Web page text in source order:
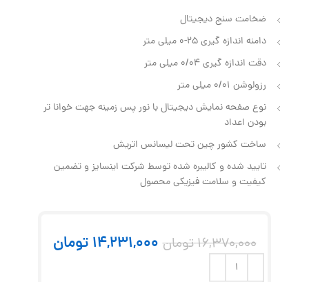
ضخامت سنج دیجیتال
دامنه اندازه گیری 25-0 میلی متر
دقت اندازه گیری 0/04 میلی متر
رزولوشن 0/01 میلی متر
نوع صفحه نمایش دیجیتال با نور پس زمینه جهت خوانا تر
بودن اعداد
ساخت کشور چین تحت لیسانس اتریش
تایید شده و کالیبره شده توسط شرکت اینسایز و تضمین
کیفیت و سلامت فیزیکی محصول
16,370,000تومان 14,231,000 تومان